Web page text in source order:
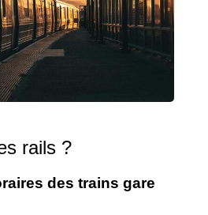
rails ?
des trains gare